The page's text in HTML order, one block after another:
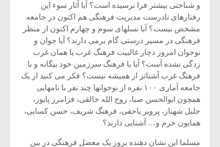
و شناختی بیشتر فرا نرسیده است؟ آیا آثار سوء این
رفتارهای نادرست مدیریت فرهنگی هم اکنون در جامعه
مشخص نیست؟ آیا نسلهای سوم و چهارم اکنون از منظر
فرهنگی در مسیر درستی گام برمی دارند؟ آیا جوان و
نوجوان امروز دچار غالبیت فرهنگ غرب یا همان غرب
زدگی نشده آست؟ آیا با فرهنگ سرزمین خود بیگانه و با
فرهنگ غرب آشناتر از همیشه نیست؟ فکر می کنید از یک
جامعه آماری ۱۰۰ نفره از نوجوانها چند نفر با نامهایی
همچون ابوالحسن صبا، روح الله خالقی، فرامرز پایور،
جلیل شهناز، پرویز یاحقی، فرهنگ شریف، حسن کسایی،
همایون خرم و… آشنایی دارند؟
مسلما این نشان دهنده بروز یک معضل فرهنگی در بین